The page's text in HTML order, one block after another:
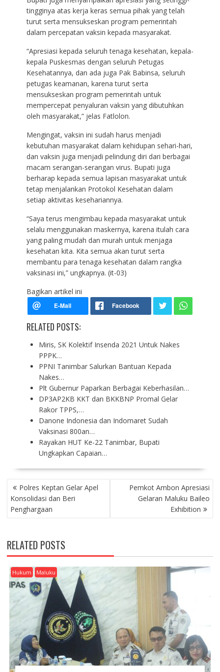
tingginya atas kerja keras semua pihak yang telah
turut serta mensukseskan program pemerintah
dalam percepatan vaksin kepada masyarakat.
“Apresiasi kepada seluruh tenaga kesehatan, kepala-
kepala Puskesmas dengan seluruh Petugas
Kesehatannya, dan ada juga Pak Babinsa, seluruh
petugas keamanan, karena turut serta
mensukseskan program pemerintah untuk
mempercepat penyaluran vaksin yang dibutuhkan
oleh masyarakat,” jelas Fatlolon.
Mengingat, vaksin ini sudah harus menjadi
kebutuhan masyarakat dalam kehidupan sehari-hari,
dan vaksin juga menjadi pelindung diri dari berbagai
macam serangan-serangan virus. Bupati juga
berharap kepada semua lapisan masyarakat untuk
tetap menjalankan Protokol Kesehatan dalam
setiap aktivitas kesehariannya.
“Saya terus mengimbau kepada masyarakat untuk
selalu menggunakan maskernya, karena itulah cara
yang paling mudah dan murah untuk menjaga
kesehatan kita. Kita semua akan turut serta
membantu para tenaga kesehatan dalam rangka
vaksinasi ini,” ungkapnya. (it-03)
Bagikan artikel ini
RELATED POSTS:
Miris, SK Kolektif Insenda 2021 Untuk Nakes
PPPK…
PPNI Tanimbar Salurkan Bantuan Kepada
Nakes…
Plt Gubernur Paparkan Berbagai Keberhasilan…
DP3AP2KB KKT dan BKKBNP Promal Gelar
Rakor TPPS,…
Danone Indonesia dan Indomaret Sudah
Vaksinasi 800an…
Rayakan HUT Ke-22 Tanimbar, Bupati
Ungkapkan Capaian…
P
O
S
T
A
V
I
G
A
T
O
Polres Keptan Gelar Apel
Konsolidasi dan Beri
Penghargaan
Pemkot Ambon Apresiasi
Gelaran Maluku Baileo
Exhibition
RELATED POSTS
Hukum Maluku